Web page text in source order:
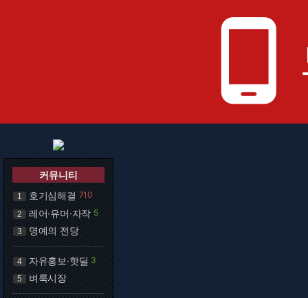
phone_android
커뮤니티
1 호기심해결 710
2 레어·유머·자작 5
3 명예의 전당
4 자유홍보·핫딜 3
5 벼룩시장